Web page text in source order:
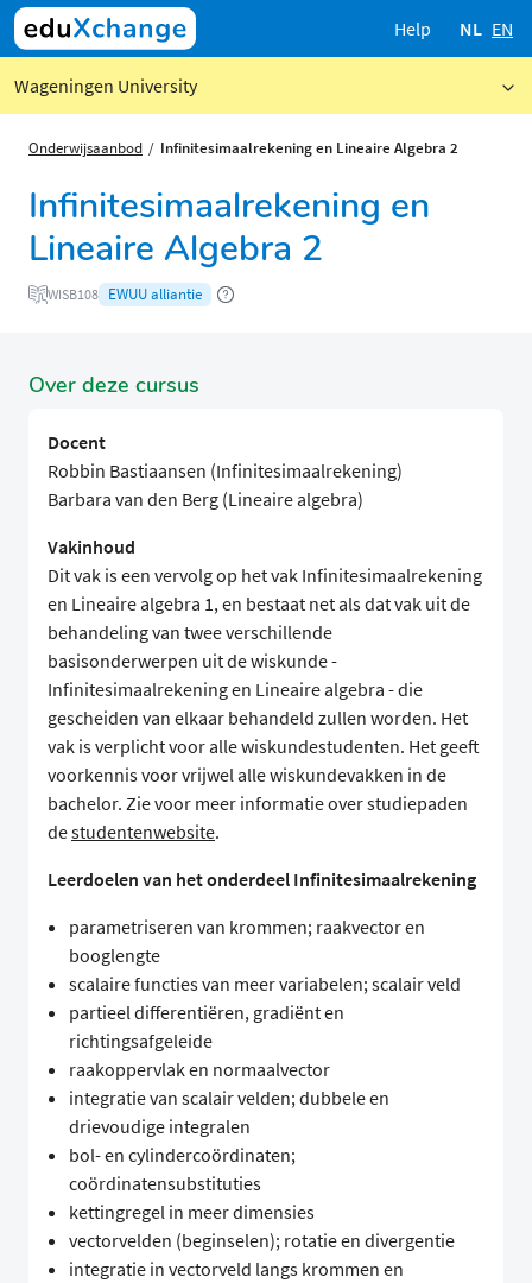
Help NL EN
Wageningen University
Onderwijsaanbod Infinitesimaalrekening en Lineaire Algebra 2
Infinitesimaalrekening en
Lineaire Algebra 2
WISB108 EWUU alliantie
Over deze cursus
Docent
Robbin Bastiaansen (Infinitesimaalrekening)
Barbara van den Berg (Lineaire algebra)
Vakinhoud
Dit vak is een vervolg op het vak Infinitesimaalrekening
en Lineaire algebra 1, en bestaat net als dat vak uit de
behandeling van twee verschillende
basisonderwerpen uit de wiskunde -
Infinitesimaalrekening en Lineaire algebra - die
gescheiden van elkaar behandeld zullen worden. Het
vak is verplicht voor alle wiskundestudenten. Het geeft
voorkennis voor vrijwel alle wiskundevakken in de
bachelor. Zie voor meer informatie over studiepaden
destudentenwebsite.
Leerdoelen van het onderdeel Infinitesimaalrekening
parametriseren van krommen; raakvector en
booglengte
scalaire functies van meer variabelen; scalair veld
partieel differentiëren, gradiënt en
richtingsafgeleide
raakoppervlak en normaalvector
integratie van scalair velden; dubbele en
drievoudige integralen
bol- en cylindercoördinaten;
coördinatensubstituties
kettingregel in meer dimensies
vectorvelden (beginselen); rotatie en divergentie
integratie in vectorveld langs krommen en